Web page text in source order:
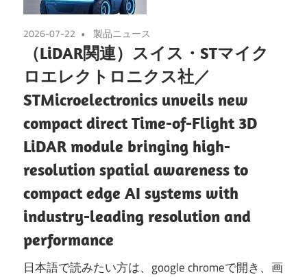
2026-07-22 製品ニュース
（LiDAR関連）スイス・STマイク
ロエレクトロニクス社／
STMicroelectronics unveils new
compact direct Time-of-Flight 3D
LiDAR module bringing high-
resolution spatial awareness to
compact edge AI systems with
industry-leading resolution and
performance
日本語で読みたい方は、google chromeで開き、画